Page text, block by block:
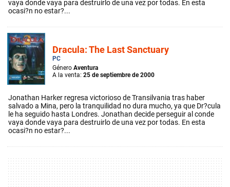
vaya donde vaya para destruirlo de una vez por todas. En esta
ocasi?n no estar?...
Dracula: The Last Sanctuary
PC
Género Aventura
A la venta: 25 de septiembre de 2000
Jonathan Harker regresa victorioso de Transilvania tras haber
salvado a Mina, pero la tranquilidad no dura mucho, ya que Dr?cula
le ha seguido hasta Londres. Jonathan decide perseguir al conde
vaya donde vaya para destruirlo de una vez por todas. En esta
ocasi?n no estar?...